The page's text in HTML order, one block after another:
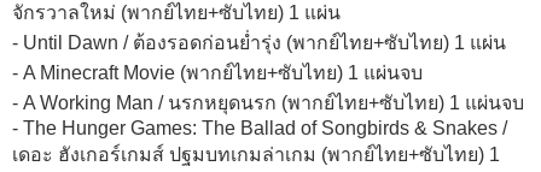
จักรวาลใหม่ (พากย์ไทย+ซับไทย) 1 แผ่น
- Until Dawn / ต้องรอดก่อนย่ำรุ่ง (พากย์ไทย+ซับไทย) 1 แผ่น
- A Minecraft Movie (พากย์ไทย+ซับไทย) 1 แผ่นจบ
- A Working Man / นรกหยุดนรก (พากย์ไทย+ซับไทย) 1 แผ่นจบ
- The Hunger Games: The Ballad of Songbirds & Snakes /
เดอะ ฮังเกอร์เกมส์ ปฐมบทเกมล่าเกม (พากย์ไทย+ซับไทย) 1